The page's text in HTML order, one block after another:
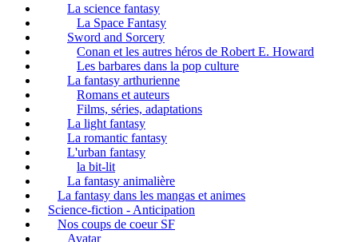
La science fantasy
La Space Fantasy
Sword and Sorcery
Conan et les autres héros de Robert E. Howard
Les barbares dans la pop culture
La fantasy arthurienne
Romans et auteurs
Films, séries, adaptations
La light fantasy
La romantic fantasy
L'urban fantasy
la bit-lit
La fantasy animalière
La fantasy dans les mangas et animes
Science-fiction - Anticipation
Nos coups de coeur SF
Avatar